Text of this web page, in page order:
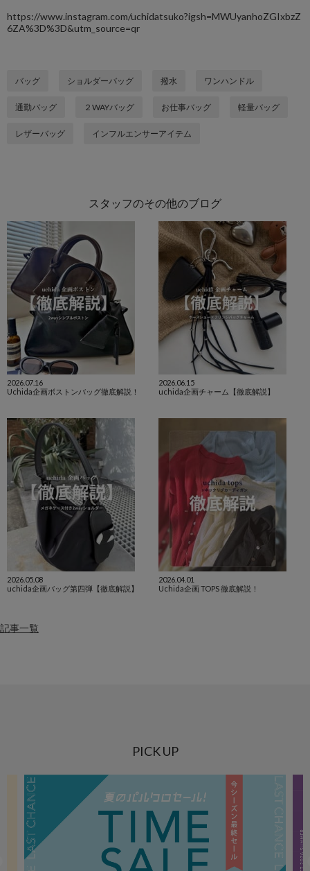
https://www.instagram.com/uchidatsuko?igsh=MWUyanhoZGIxbzZ
6ZA%3D%3D&utm_source=qr
バッグ ショルダーバッグ 撥水 ワンハンドル
通勤バッグ ２WAYバッグ お仕事バッグ 軽量バッグ
レザーバッグ インフルエンサーアイテム
スタッフのその他のブログ
2026.07.16
Uchida企画ボストンバッグ徹底解説！
2026.05.08
uchida企画バッグ第四弾【徹底解説】
2026.06.15
uchida企画チャーム【徹底解説】
2026.04.01
Uchida企画 TOPS 徹底解説！
記事一覧
PICK UP